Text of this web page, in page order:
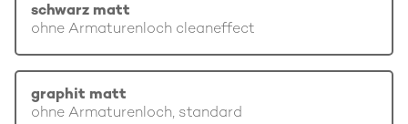
schwarz matt
ohne Armaturenloch cleaneffect
graphit matt
ohne Armaturenloch, standard